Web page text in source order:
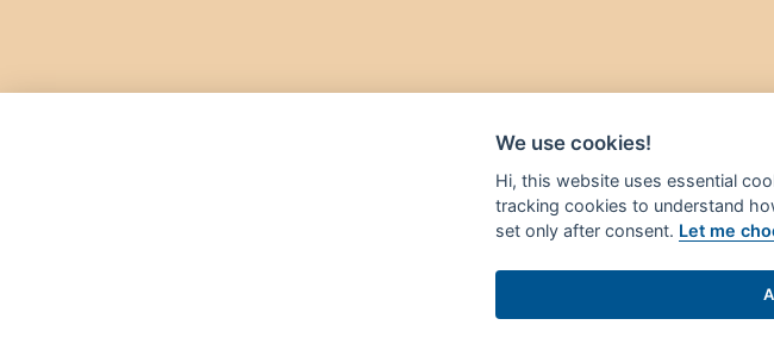
Agrární WWW portál AGRIS vznikl v roce 1999 na
We use cookies!
Hi, this website uses essential
tracking cookies to understand
set only after consent. Let me